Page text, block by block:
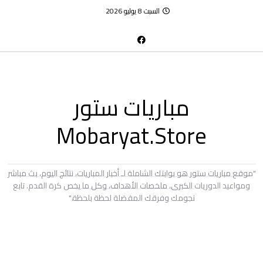
السبت 8 يوليو 2026
مباريات ستور
Mobaryat.Store
"موقع مباريات ستور هو بوابتك الشاملة لـ أخبار المباريات، نتائج اليوم، بث مباشر
ومواعيد الدوريات الكبرى، ملخصات الأهداف، وكل ما يخص كرة القدم. تابع
نجومك وفرقك المفضلة لحظة بلحظة."